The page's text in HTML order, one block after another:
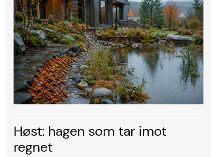
Høst: hagen som tar imot
regnet